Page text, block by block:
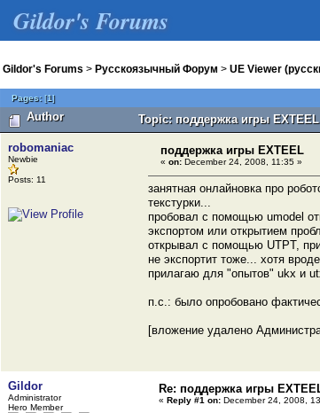
Gildor's Forums
Gildor's Forums > Русскоязычный Форум > UE Viewer
Pages:[1]
Author Topic: поддержка игры
robomaniac
Newbie
Posts: 11
поддержка игры EXTEEL
« on: December 24, 2008, 11:35 »
занятная онлайновка про
текстурки...
пробовал с помощью umodel
экспортом или открытием
открывал с помощью UTPT,
не экспортит тоже... хотя
прилагаю для "опытов" ukx и
п.с.: было опробовано
[вложение удалено
Gildor
Administrator
Hero Member
Re: поддержка игры
« Reply #1 on: December 24, 2008,